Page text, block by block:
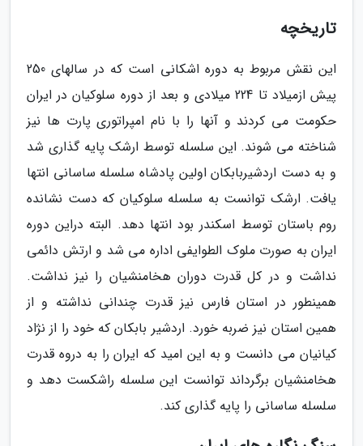
تاریخچه
این نقش مربوط به دوره اشکانی است که در سالهای 250
پیش ازمیلاد تا 224 میلادی و بعد از دوره سلوکیان در ایران
حکومت می کردند و آنها را با نام امپراتوری پارت ها نیز
شناخته می شوند. این سلسله توسط ارشک پایه گذاری شد
و به دست اردشیربابکان اولین پادشاه سلسله ساسانی انتها
یافت. ارشک توانست به سلسله سلوکیان که دست نشانده
روم باستان توسط اسکندر بود انتها دهد. البته دراین دوره
ایران به صورت ملوک الطوایفی اداره می شد و ارتش دائمی
نداشت و در کل قدرت دوران هخامنشیان را نیز نداشت.
همینطور در استان فارس نیز قدرت چندانی نداشته و از
همین استان نیز ضربه خورد. اردشیر بابکان که خود را از نژاد
کیانیان می دانست و به این امید که ایران را به دروه قدرت
هخامنشیان برگرداند توانست این سلسله راشکست دهد و
سلسله ساسانی را پایه گذاری کند.